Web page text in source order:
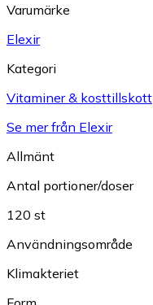
Varumärke
Elexir
Kategori
Vitaminer & kosttillskott
Se mer från Elexir
Allmänt
Antal portioner/doser
120 st
Användningsområde
Klimakteriet